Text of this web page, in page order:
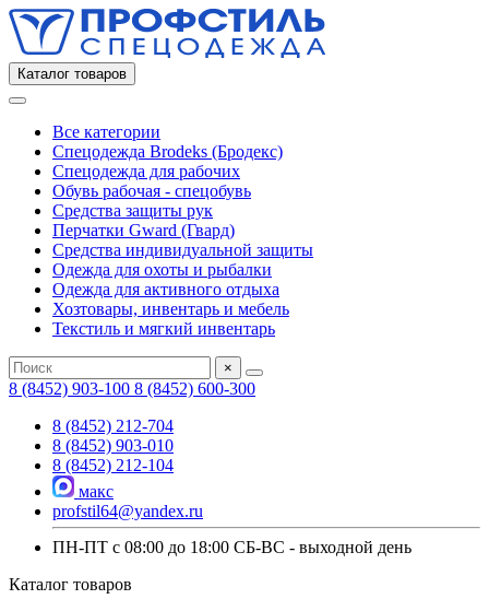
Каталог товаров
Все категории
Спецодежда Brodeks (Бродекс)
Спецодежда для рабочих
Обувь рабочая - спецобувь
Средства защиты рук
Перчатки Gward (Гвард)
Средства индивидуальной защиты
Одежда для охоты и рыбалки
Одежда для активного отдыха
Хозтовары, инвентарь и мебель
Текстиль и мягкий инвентарь
×
8 (8452) 903-100 8 (8452) 600-300
8 (8452) 212-704
8 (8452) 903-010
8 (8452) 212-104
макс
profstil64@yandex.ru
ПН-ПТ с 08:00 до 18:00 СБ-ВС - выходной день
Каталог товаров